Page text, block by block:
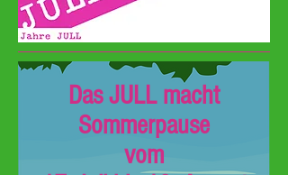
Das JULL macht
Sommerpause
vom